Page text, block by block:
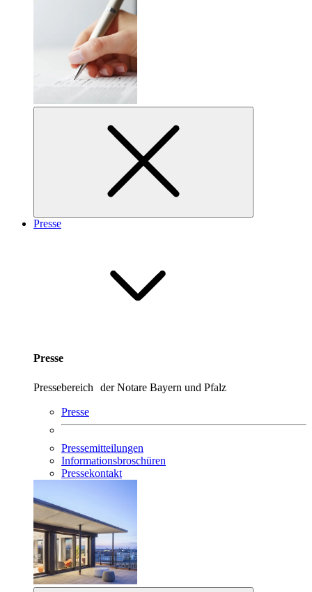
Presse
Presse
Pressebereich der Notare Bayern und Pfalz
Presse
Pressemitteilungen
Informationsbroschüren
Pressekontakt